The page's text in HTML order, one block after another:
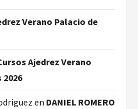
Verano Palacio de
Ajedrez Verano
en DANIEL ROMERO